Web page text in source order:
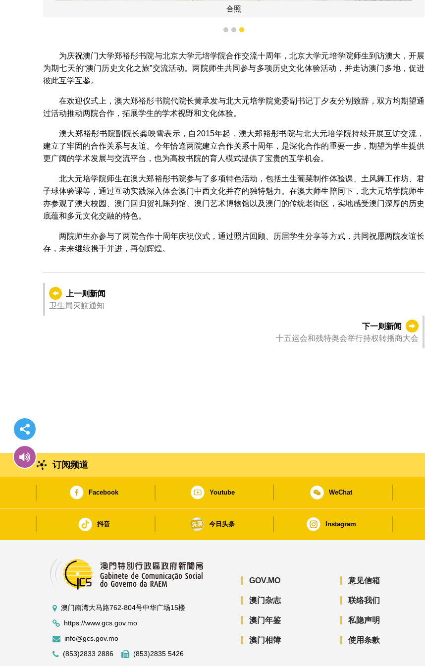
合照
1 2 3
为庆祝澳门大学郑裕彤书院与北京大学元培学院合作交流十周年，北京大学元培学院师生到访澳大，开展
为期七天的“澳门历史文化之旅”交流活动。两院师生共同参与多项历史文化体验活动，并走访澳门多地，促进
彼此互学互鉴。
在欢迎仪式上，澳大郑裕彤书院代院长黄承发与北大元培学院党委副书记丁夕友分别致辞，双方均期望通
过活动推动两院合作，拓展学生的学术视野和文化体验。
澳大郑裕彤书院副院长龚映雪表示，自2015年起，澳大郑裕彤书院与北大元培学院持续开展互访交流，
建立了牢固的合作关系与友谊。今年恰逢两院建立合作关系十周年，是深化合作的重要一步，期望为学生提供
更广阔的学术发展与交流平台，也为高校书院的育人模式提供了宝贵的互学机会。
北大元培学院师生在澳大郑裕彤书院参与了多项特色活动，包括土生葡菜制作体验课、土风舞工作坊、君
子球体验课等，通过互动实践深入体会澳门中西文化并存的独特魅力。在澳大师生陪同下，北大元培学院师生
亦参观了澳大校园、澳门回归贺礼陈列馆、澳门艺术博物馆以及澳门的传统老街区，实地感受澳门深厚的历史
底蕴和多元文化交融的特色。
两院师生亦参与了两院合作十周年庆祝仪式，通过照片回顾、历届学生分享等方式，共同祝愿两院友谊长
存，未来继续携手并进，再创辉煌。
上一则新闻
卫生局灭蚊通知
下一则新闻
十五运会和残特奥会举行持权转播商大会
订阅频道
Facebook Youtube WeChat
抖音 今日头条 Instagram
澳门南湾大马路762-804号中华广场15楼
https://www.gcs.gov.mo
info@gcs.gov.mo
(853)2833 2886
(853)2835 5426
GOV.MO
澳门杂志
澳门年鉴
澳门相簿
意见信箱
联络我们
私隐声明
使用条款